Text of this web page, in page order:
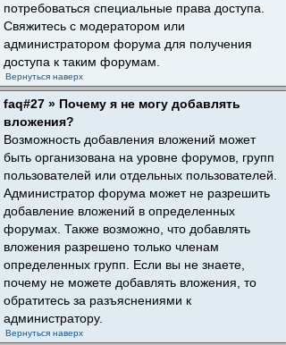
потребоваться специальные права доступа.
Свяжитесь с модератором или
администратором форума для получения
доступа к таким форумам.
Вернуться наверх
faq#27 » Почему я не могу добавлять
вложения?
Возможность добавления вложений может
быть организована на уровне форумов, групп
пользователей или отдельных пользователей.
Администратор форума может не разрешить
добавление вложений в определенных
форумах. Также возможно, что добавлять
вложения разрешено только членам
определенных групп. Если вы не знаете,
почему не можете добавлять вложения, то
обратитесь за разъяснениями к
администратору.
Вернуться наверх